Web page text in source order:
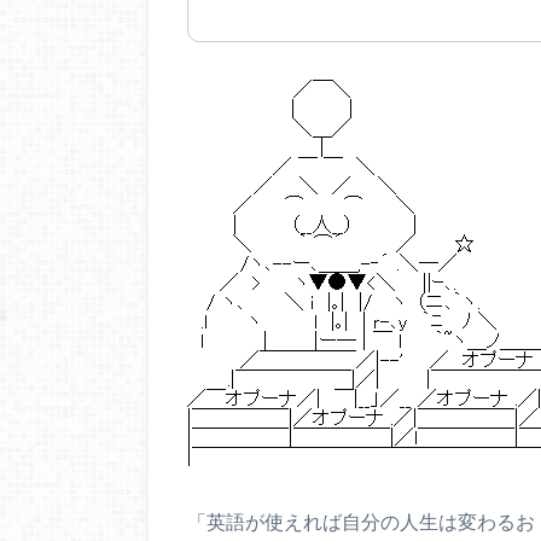
「英語が使えれば自分の人生は変わるお